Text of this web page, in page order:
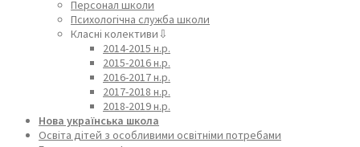
Персонал школи
Психологічна служба школи
Класні колективи⇩
2014-2015 н.р.
2015-2016 н.р.
2016-2017 н.р.
2017-2018 н.р.
2018-2019 н.р.
Нова українська школа
Освіта дітей з особливими освітніми потребами